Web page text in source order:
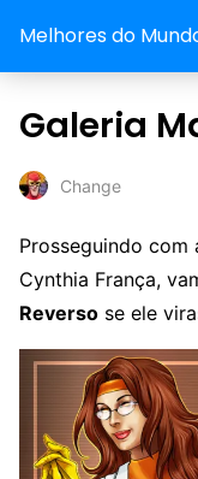
Melhores do
Galeria
Change
Prosseguindo
Cynthia França,
Reverso se ele